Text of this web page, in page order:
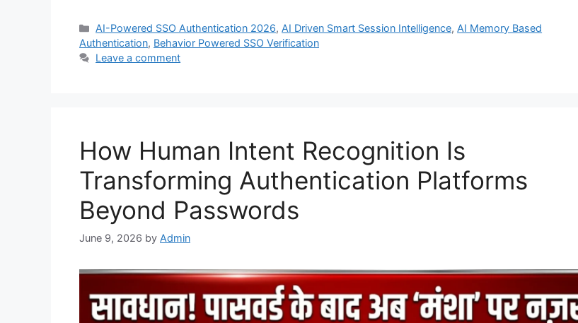
Categories
AI-Powered SSO Authentication 2026, AI Driven Smart Session Intelligence, AI Memory Based
Authentication, Behavior Powered SSO Verification
Leave a comment
How Human Intent Recognition Is
Transforming Authentication Platforms
Beyond Passwords
June 9, 2026 by Admin